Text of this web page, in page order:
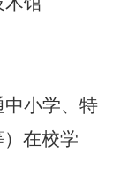
小学、特
）在校学